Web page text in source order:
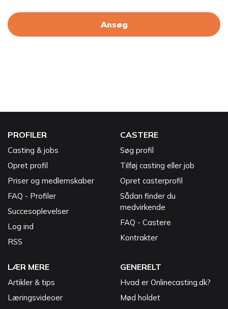
Ansøg
PROFILER
Casting & jobs
Opret profil
Priser og medlemskaber
FAQ - Profiler
Succesoplevelser
Log ind
RSS
CASTERE
Søg profil
Tilføj casting eller job
Opret casterprofil
Sådan finder du
medvirkende
FAQ - Castere
Kontrakter
LÆR MERE
Artikler & tips
Læringsvideoer
GENERELT
Hvad er Onlinecasting.dk?
Mød holdet